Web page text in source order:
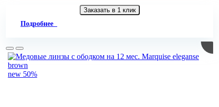
Заказать в 1 клик
Подробнее
new 50%